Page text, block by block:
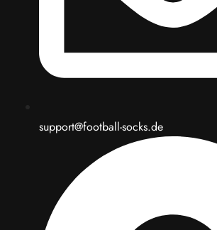
support@football-socks.de